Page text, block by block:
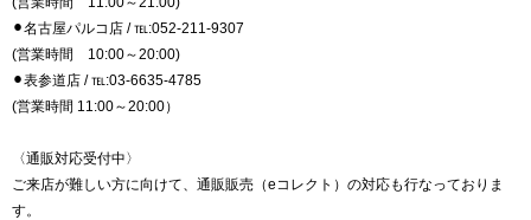
⚫︎名古屋パルコ店 / ℡:052-211-9307
(営業時間 10:00～20:00)
⚫︎表参道店 / ℡:03-6635-4785
(営業時間 11:00～20:00）
〈通販対応受付中〉
ご来店が難しい方に向けて、通販販売（eコレクト）の対応も行なっておりま
す。